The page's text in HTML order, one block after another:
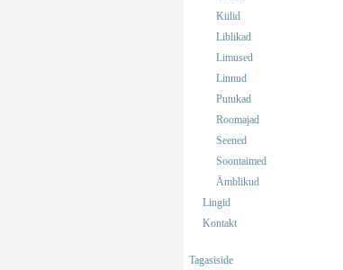
Kiilid
Liblikad
Limused
Linnud
Putukad
Roomajad
Seened
Soontaimed
Ämblikud
Lingid
Kontakt
Tagasiside